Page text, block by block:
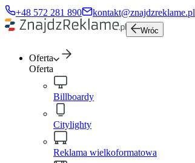
+48 572 281 890 kontakt@znajdzreklame.pl
Wróc
Oferta
Oferta
Billboardy
Citylighty
Reklama wielkoformatowa